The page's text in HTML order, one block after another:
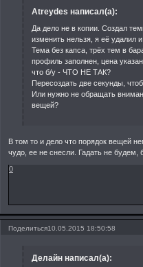
Atreydes написал(а):
Да дело не в копии. Создал
изменить нельзя, я её удалил
Тема без капса, трёх тем в
профиль заполнен, цена
что б/у - ЧТО НЕ ТАК?
Пересоздать две секунды,
Или нужно не обращать
вещей?
В том то и дело что порядок вещей
чудо, ее не снесли. Гадать не будем,
0
Поделиться10.05.2015 18:50:58
Делайн написал(а):